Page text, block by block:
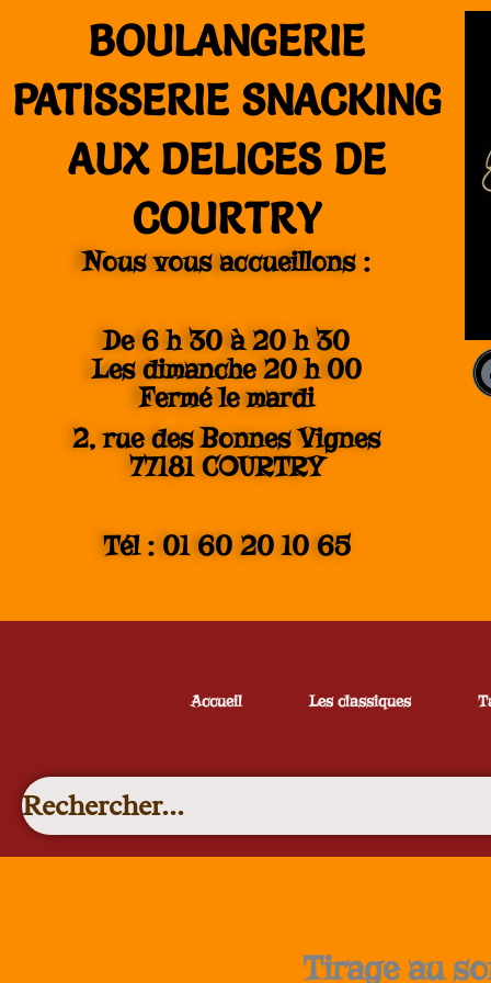
BOULANGERIE
PATISSERIE SNACKING
AUX DELICES DE
COURTRY
Nous vous accueillons :
De 6 h 30 à 20 h 30
Les dimanche 20 h 00
Fermé le mardi
2, rue des Bonnes Vignes
77181 COURTRY
Tél : 01 60 20 10 65
Accueil Les classiques
Tirage au